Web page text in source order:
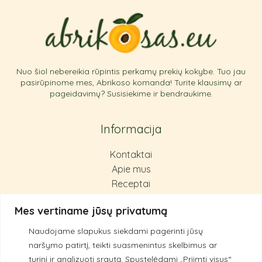
Mes vertiname jūsų privatumą
Naudojame slapukus siekdami pagerinti jūsų
naršymo patirtį, teikti suasmenintus skelbimus ar
turinį ir analizuoti srautą. Spustelėdami „Priimti visus“
Nuo šiol nebereikia rūpintis perkamų prekių kokybe. Tuo jau
pasirūpinome mes, Abrikoso komanda! Turite klausimų ar
pageidavimų? Susisiekime ir bendraukime.
Informacija
Kontaktai
Apie mus
Receptai
Privatumo politika
Kokybės principai